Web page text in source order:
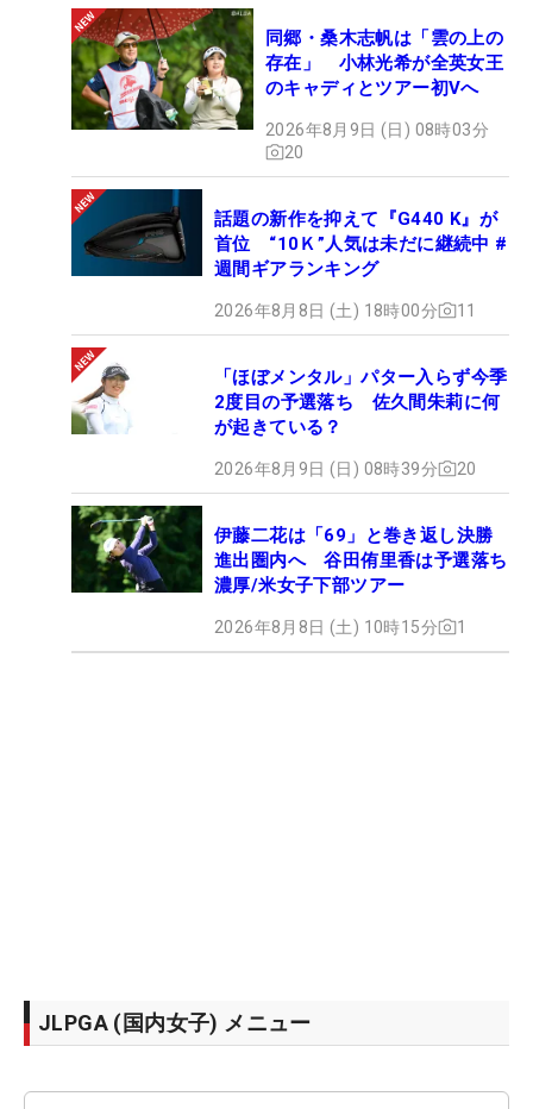
同郷・桑木志帆は「雲の上の
存在」 小林光希が全英女王
のキャディとツアー初Vへ
2026年8月9日 (日) 08時03分
20
話題の新作を抑えて『G440 K』が
首位 “10Ｋ”人気は未だに継続中 #
週間ギアランキング
2026年8月8日 (土) 18時00分 11
「ほぼメンタル」パター入らず今季
2度目の予選落ち 佐久間朱莉に何
が起きている？
2026年8月9日 (日) 08時39分 20
伊藤二花は「69」と巻き返し決勝
進出圏内へ 谷田侑里香は予選落ち
濃厚/米女子下部ツアー
2026年8月8日 (土) 10時15分 1
JLPGA (国内女子) メニュー